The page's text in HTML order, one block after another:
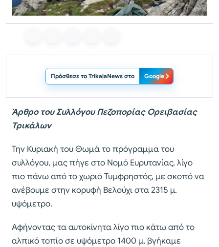
Πρόσθεσε το TrikalaNews στο Google
Άρθρο του Συλλόγου Πεζοπορίας Ορειβασίας
Τρικάλων
Την Κυριακή του Θωμά το πρόγραμμα του
συλλόγου, μας πήγε στο Νομό Ευρυτανίας, λίγο
πιο πάνω από το χωριό Τυμφρηστός, με σκοπό να
ανέβουμε στην κορυφή Βελούχι στα 2315 μ.
υψόμετρο.
Αφήνοντας τα αυτοκίνητα λίγο πιο κάτω από το
αλπικό τοπίο σε υψόμετρο 1400 μ, βγήκαμε